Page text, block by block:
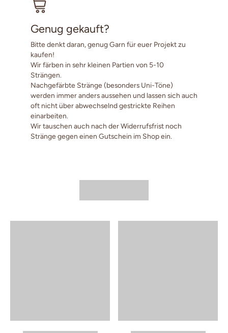
Genug gekauft?
Bitte denkt daran, genug Garn für euer Projekt zu
kaufen!
Wir färben in sehr kleinen Partien von 5-10
Strängen.
Nachgefärbte Stränge (besonders Uni-Töne)
werden immer anders aussehen und lassen sich auch
oft nicht über abwechselnd gestrickte Reihen
einarbeiten.
Wir tauschen auch nach der Widerrufsfrist noch
Stränge gegen einen Gutschein im Shop ein.